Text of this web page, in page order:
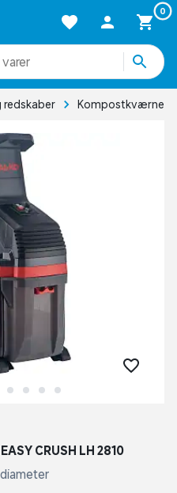
0
redskaber Kompostkværne
CRUSH LH 2810